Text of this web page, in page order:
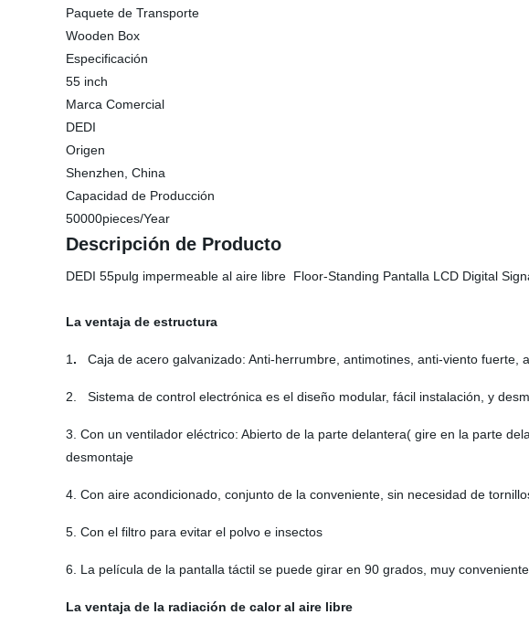
Paquete de Transporte
Wooden Box
Especificación
55 inch
Marca Comercial
DEDI
Origen
Shenzhen, China
Capacidad de Producción
50000pieces/Year
Descripción de Producto
DEDI 55pulg impermeable al aire libre Floor-Standing Pantalla LCD Digital
La ventaja de estructura
1 . Caja de acero galvanizado: Anti-herrumbre, antimotines, anti-viento fuerte,
2. Sistema de control electrónica es el diseño modular, fácil instalación, y
3. Con un ventilador eléctrico: Abierto de la parte delantera( gire en la parte
desmontaje
4. Con aire acondicionado, conjunto de la conveniente, sin necesidad de
5. Con el filtro para evitar el polvo e insectos
6. La película de la pantalla táctil se puede girar en 90 grados, muy
La ventaja de la radiación de calor al aire libre